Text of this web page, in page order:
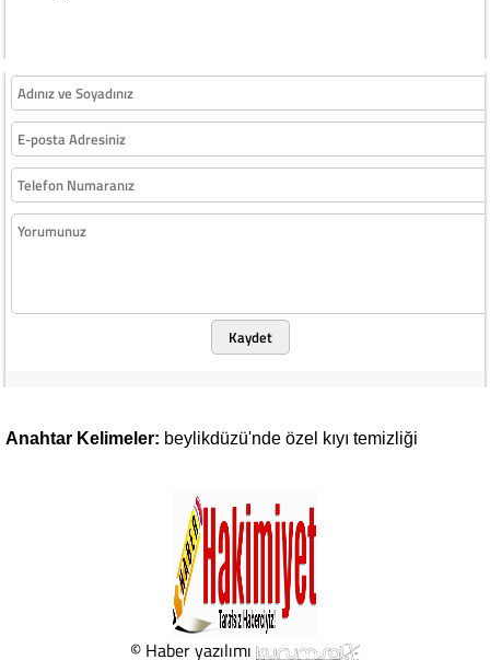
Kaydet
Anahtar Kelimeler: beylikdüzü'nde özel kıyı temizliği
© Haber yazılımı